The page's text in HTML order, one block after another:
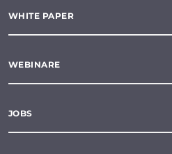
WHITE PAPER
WEBINARE
JOBS